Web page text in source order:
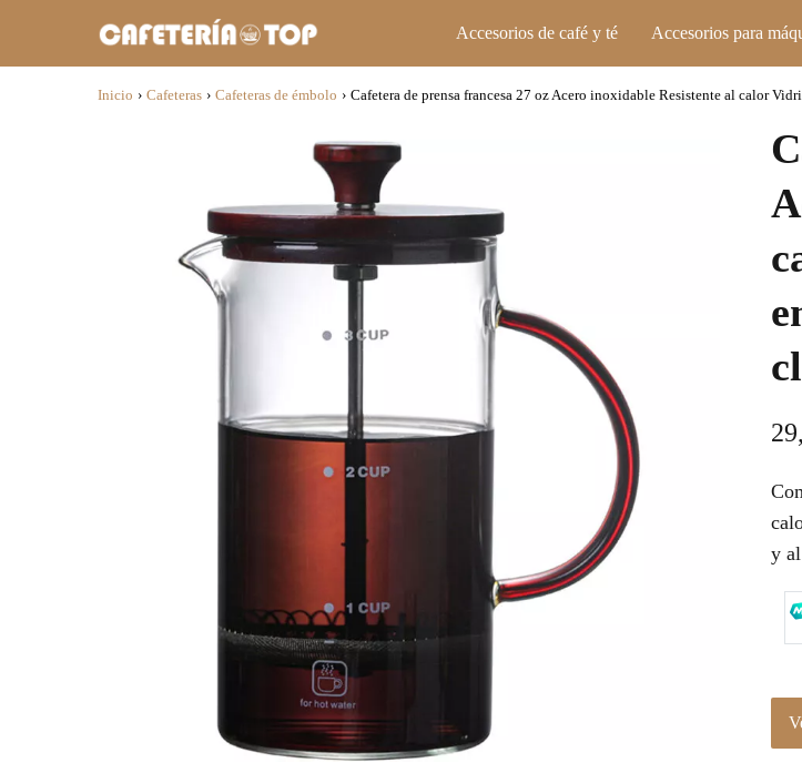
Accesorios de café y té Accesorios para
Inicio › Cafeteras › Cafeteras de émbolo › Cafetera de prensa francesa 27 oz Acero inoxidable Resistente al calor
y